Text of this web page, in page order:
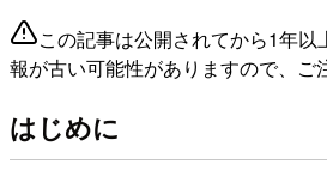
この記事は公開されてから1年
報が古い可能性がありますので、ご
はじめに